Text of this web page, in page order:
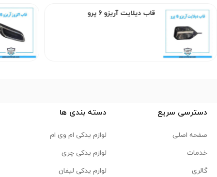
قاب دیلایت آریزو 6 پرو
دسترسی سریع
صفحه اصلی
خدمات
گالری
دسته بندی ها
لوازم یدکی ام وی ام
لوازم یدکی چری
لوازم یدکی لیفان